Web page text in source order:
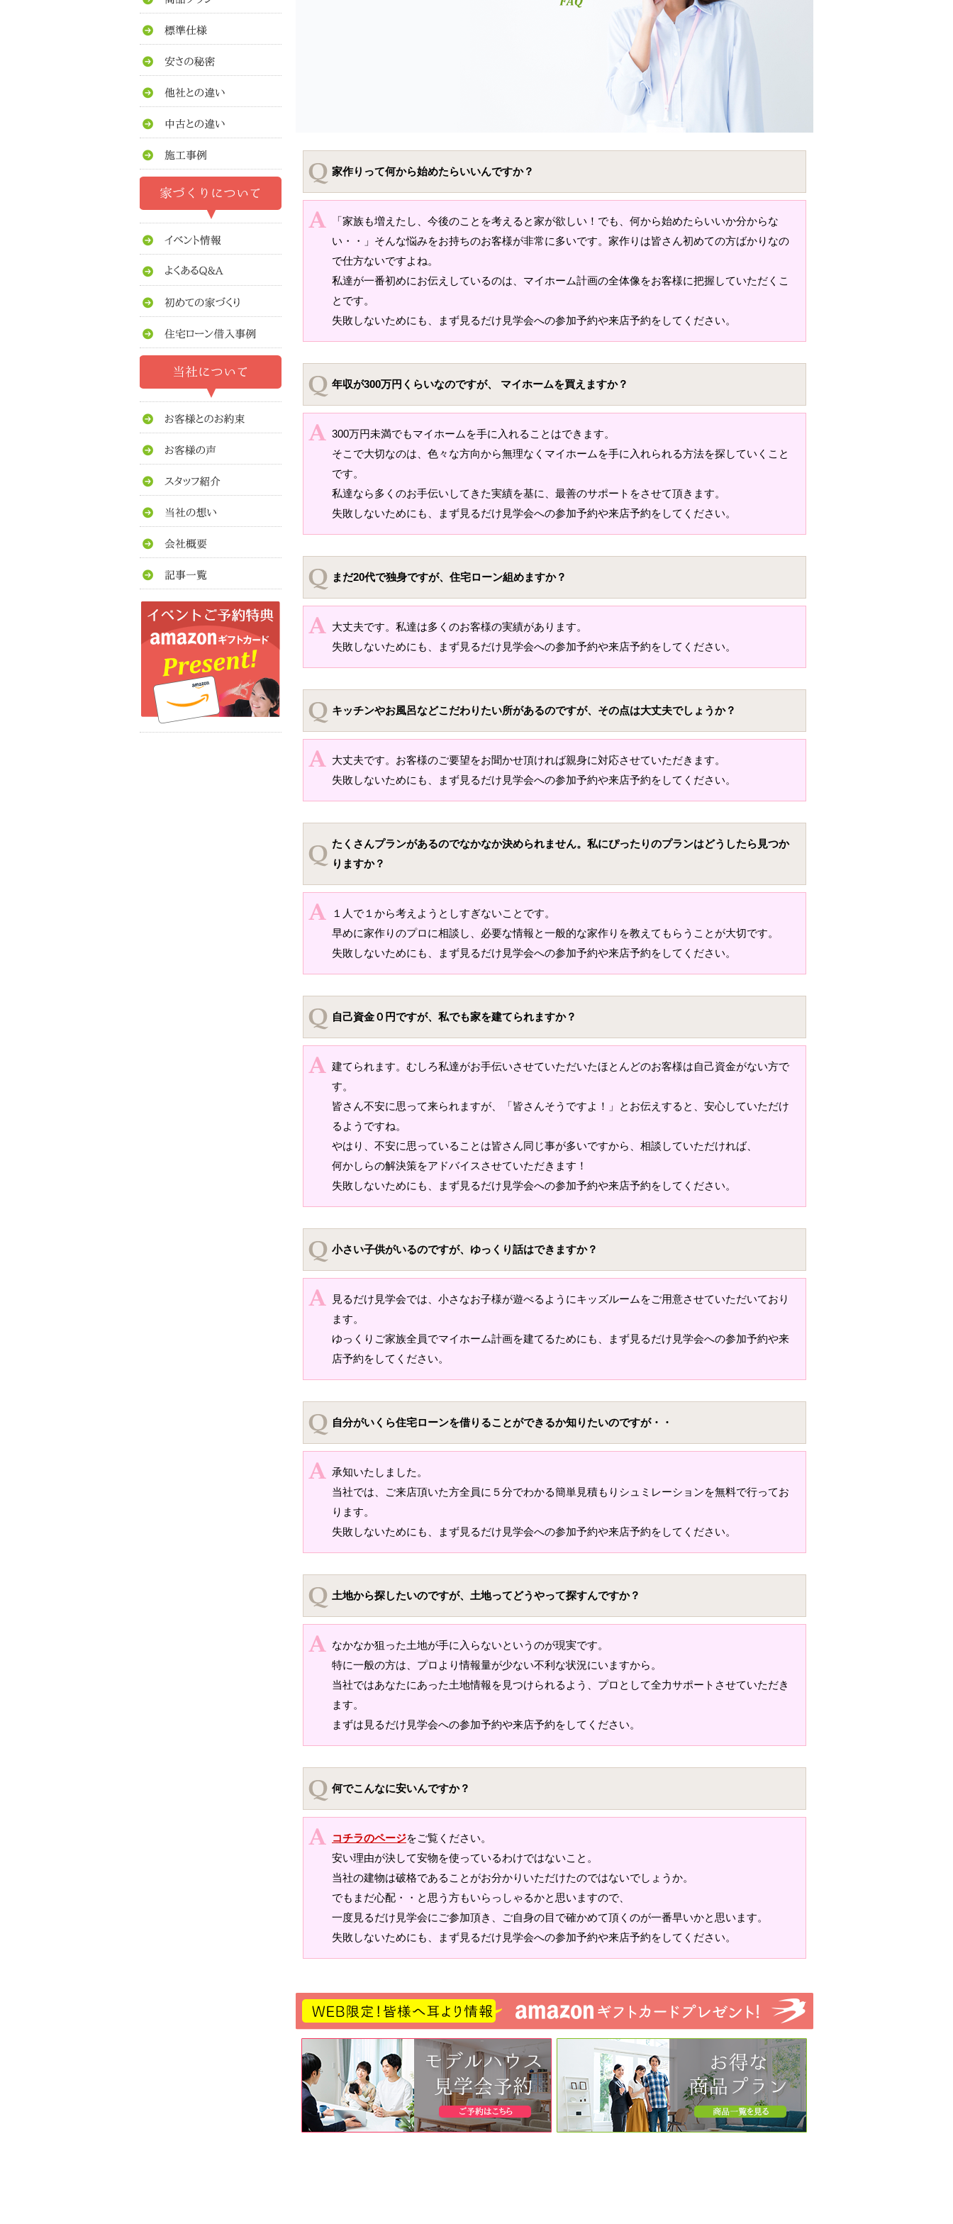
家作りって何から始めたらいいんですか？
「家族も増えたし、今後のことを考えると家が欲しい！でも、何から始めたらいいか分からな
い・・」そんな悩みをお持ちのお客様が非常に多いです。家作りは皆さん初めての方ばかりなの
で仕方ないですよね。
私達が一番初めにお伝えしているのは、マイホーム計画の全体像をお客様に把握していただくこ
とです。
失敗しないためにも、まず見るだけ見学会への参加予約や来店予約をしてください。
年収が300万円くらいなのですが、 マイホームを買えますか？
300万円未満でもマイホームを手に入れることはできます。
そこで大切なのは、色々な方向から無理なくマイホームを手に入れられる方法を探していくこと
です。
私達なら多くのお手伝いしてきた実績を基に、最善のサポートをさせて頂きます。
失敗しないためにも、まず見るだけ見学会への参加予約や来店予約をしてください。
まだ20代で独身ですが、住宅ローン組めますか？
大丈夫です。私達は多くのお客様の実績があります。
失敗しないためにも、まず見るだけ見学会への参加予約や来店予約をしてください。
キッチンやお風呂などこだわりたい所があるのですが、その点は大丈夫でしょうか？
大丈夫です。お客様のご要望をお聞かせ頂ければ親身に対応させていただきます。
失敗しないためにも、まず見るだけ見学会への参加予約や来店予約をしてください。
たくさんプランがあるのでなかなか決められません。私にぴったりのプランはどうしたら見つか
りますか？
１人で１から考えようとしすぎないことです。
早めに家作りのプロに相談し、必要な情報と一般的な家作りを教えてもらうことが大切です。
失敗しないためにも、まず見るだけ見学会への参加予約や来店予約をしてください。
自己資金０円ですが、私でも家を建てられますか？
建てられます。むしろ私達がお手伝いさせていただいたほとんどのお客様は自己資金がない方で
す。
皆さん不安に思って来られますが、「皆さんそうですよ！」とお伝えすると、安心していただけ
るようですね。
やはり、不安に思っていることは皆さん同じ事が多いですから、相談していただければ、
何かしらの解決策をアドバイスさせていただきます！
失敗しないためにも、まず見るだけ見学会への参加予約や来店予約をしてください。
小さい子供がいるのですが、ゆっくり話はできますか？
見るだけ見学会では、小さなお子様が遊べるようにキッズルームをご用意させていただいており
ます。
ゆっくりご家族全員でマイホーム計画を建てるためにも、まず見るだけ見学会への参加予約や来
店予約をしてください。
自分がいくら住宅ローンを借りることができるか知りたいのですが・・
承知いたしました。
当社では、ご来店頂いた方全員に５分でわかる簡単見積もりシュミレーションを無料で行ってお
ります。
失敗しないためにも、まず見るだけ見学会への参加予約や来店予約をしてください。
土地から探したいのですが、土地ってどうやって探すんですか？
なかなか狙った土地が手に入らないというのが現実です。
特に一般の方は、プロより情報量が少ない不利な状況にいますから。
当社ではあなたにあった土地情報を見つけられるよう、プロとして全力サポートさせていただき
ます。
まずは見るだけ見学会への参加予約や来店予約をしてください。
何でこんなに安いんですか？
コチラのページをご覧ください。
安い理由が決して安物を使っているわけではないこと。
当社の建物は破格であることがお分かりいただけたのではないでしょうか。
でもまだ心配・・と思う方もいらっしゃるかと思いますので、
一度見るだけ見学会にご参加頂き、ご自身の目で確かめて頂くのが一番早いかと思います。
失敗しないためにも、まず見るだけ見学会への参加予約や来店予約をしてください。